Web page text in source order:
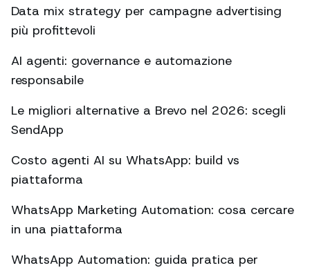
Data mix strategy per campagne advertising
più profittevoli
AI agenti: governance e automazione
responsabile
Le migliori alternative a Brevo nel 2026: scegli
SendApp
Costo agenti AI su WhatsApp: build vs
piattaforma
WhatsApp Marketing Automation: cosa cercare
in una piattaforma
WhatsApp Automation: guida pratica per